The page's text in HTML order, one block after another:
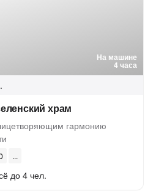
На машине
4 часа
храм
гармонию
до 4 чел.